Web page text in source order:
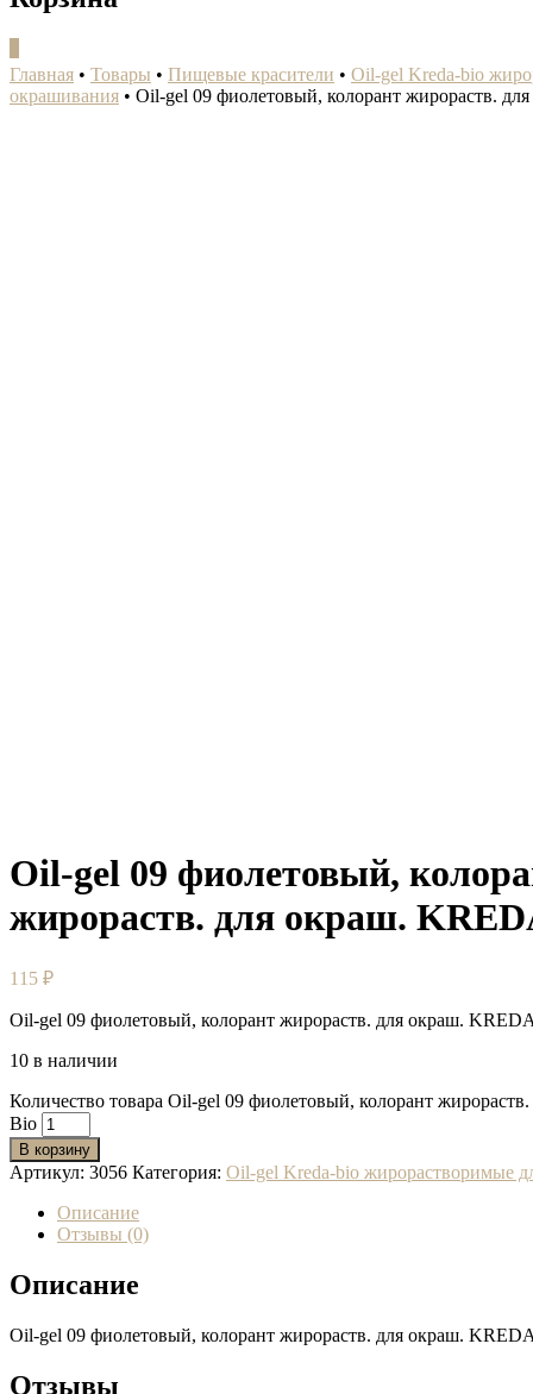
Главная • Товары • Пищевые красители • Oil-gel Kreda-bio
окрашивания • Oil-gel 09 фиолетовый, колорант жирораств.
Oil-gel 09 фиолетовый,
жирораств. для окраш.
115 ₽
Oil-gel 09 фиолетовый, колорант жирораств. для окраш.
10 в наличии
Количество товара Oil-gel 09 фиолетовый, колорант
Bio
В корзину
Артикул: 3056 Категория: Oil-gel Kreda-bio жирорастворимые
Описание
Отзывы (0)
Описание
Oil-gel 09 фиолетовый, колорант жирораств. для окраш.
Отзывы